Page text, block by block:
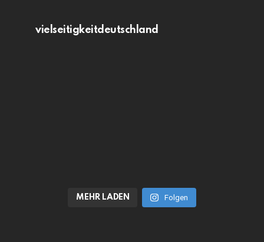
vielseitigkeitdeutschland
MEHR LADEN Folgen